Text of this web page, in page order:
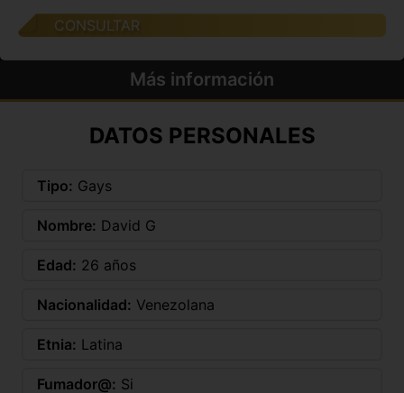
CONSULTAR
Más información
DATOS PERSONALES
Tipo: Gays
Nombre: David G
Edad: 26 años
Nacionalidad: Venezolana
Etnia: Latina
Fumador@: Si